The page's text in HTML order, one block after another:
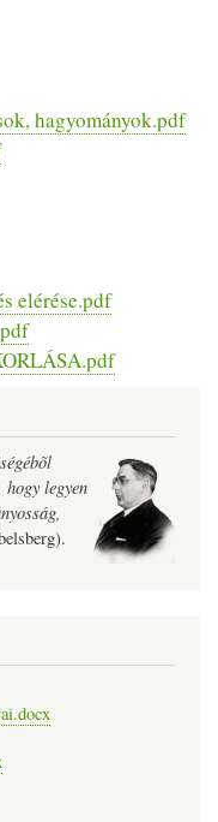
hagyományok.pdf
elérése.pdf
legyen